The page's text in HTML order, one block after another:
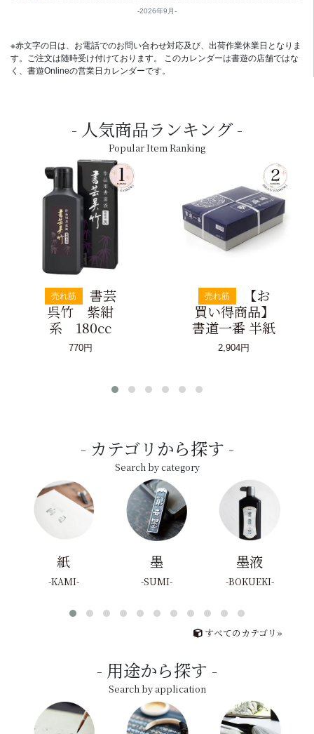
2026年9月
※赤文字の日は、お電話でのお問い合わせ対応及び、出荷作業休業日となりま
す。ご注文は随時受け付けております。 このカレンダーは書遊の店舗ではな
く、書遊Onlineの営業日カレンダーです。
人気商品ランキング
Popular Item Ranking
売れ筋
書芸
呉竹 紫紺
系 180cc
770円
売れ筋
【お
買い得商品】
書道一番 半紙
2,904円
カテゴリから探す
Search by category
紙
KAMI
墨
SUMI
墨液
BOKUEKI
すべてのカテゴリ»
用途から探す
Search by application